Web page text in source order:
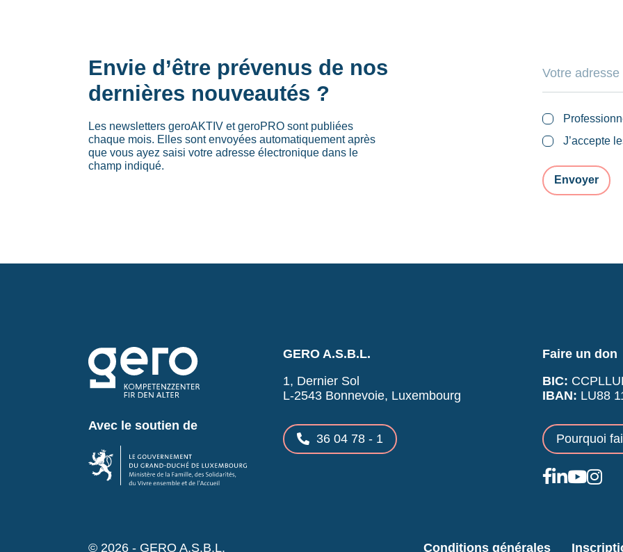
Envie d’être prévenus de nos
dernières nouveautés ?
Les newsletters geroAKTIV et geroPRO sont publiées
chaque mois. Elles sont envoyées automatiquement après
que vous ayez saisi votre adresse électronique dans le
champ indiqué.
J’accepte
Avec le soutien de
GERO A.S.B.L.
1, Dernier Sol
L-2543 Bonnevoie, Luxembourg
36 04 78 - 1
Faire un don
BIC:
IBAN: LU88
Pourquoi
© 2026 - GERO A.S.B.L. Conditions générales